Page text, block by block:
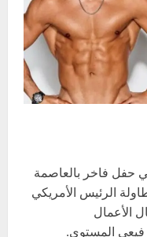
حفل فاخر بالعاصمة
الرئيس الأمريكي
الأعمال
المستوى.